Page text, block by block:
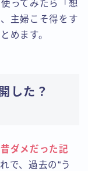
ってみたら「想
主婦こそ得をす
めます。
した？
ダメだった記
で、過去の“う